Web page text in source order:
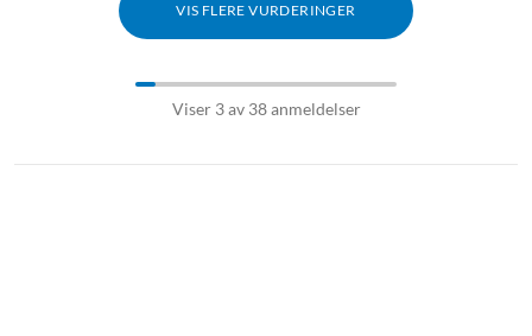
VIS FLERE VURDERINGER
Viser 3 av 38 anmeldelser